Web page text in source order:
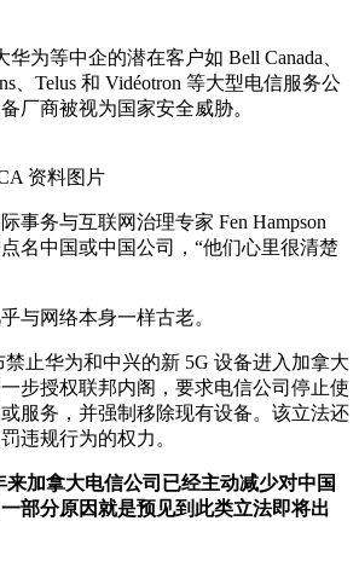
为等中企的潜在客户如 Bell Canada、
、Telus 和 Vidéotron 等大型电信服务公
厂商被视为国家安全威胁。
资料图片
事务与互联网治理专家 Fen Hampson
名中国或中国公司，“他们心里很清楚
与网络本身一样古老。
禁止华为和中兴的新 5G 设备进入加拿大
步授权联邦内阁，要求电信公司停止使
服务，并强制移除现有设备。该立法还
违规行为的权力。
来加拿大电信公司已经主动减少对中国
部分原因就是预见到此类立法即将出